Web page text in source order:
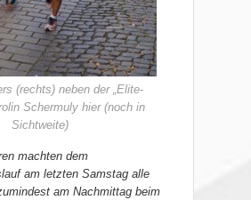
(rechts) neben der „Elite-
Schermuly hier (noch in
Sichtweite)
machten dem
am letzten Samstag alle
am Nachmittag beim